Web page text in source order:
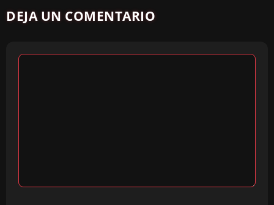
DEJA UN COMENTARIO